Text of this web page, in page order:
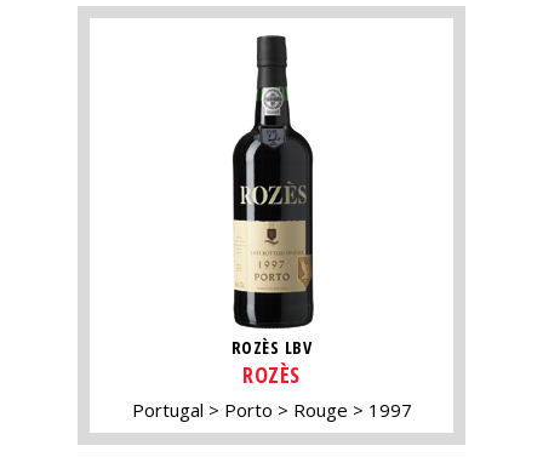
ROZÈS LBV
ROZÈS
Portugal Porto Rouge 1997